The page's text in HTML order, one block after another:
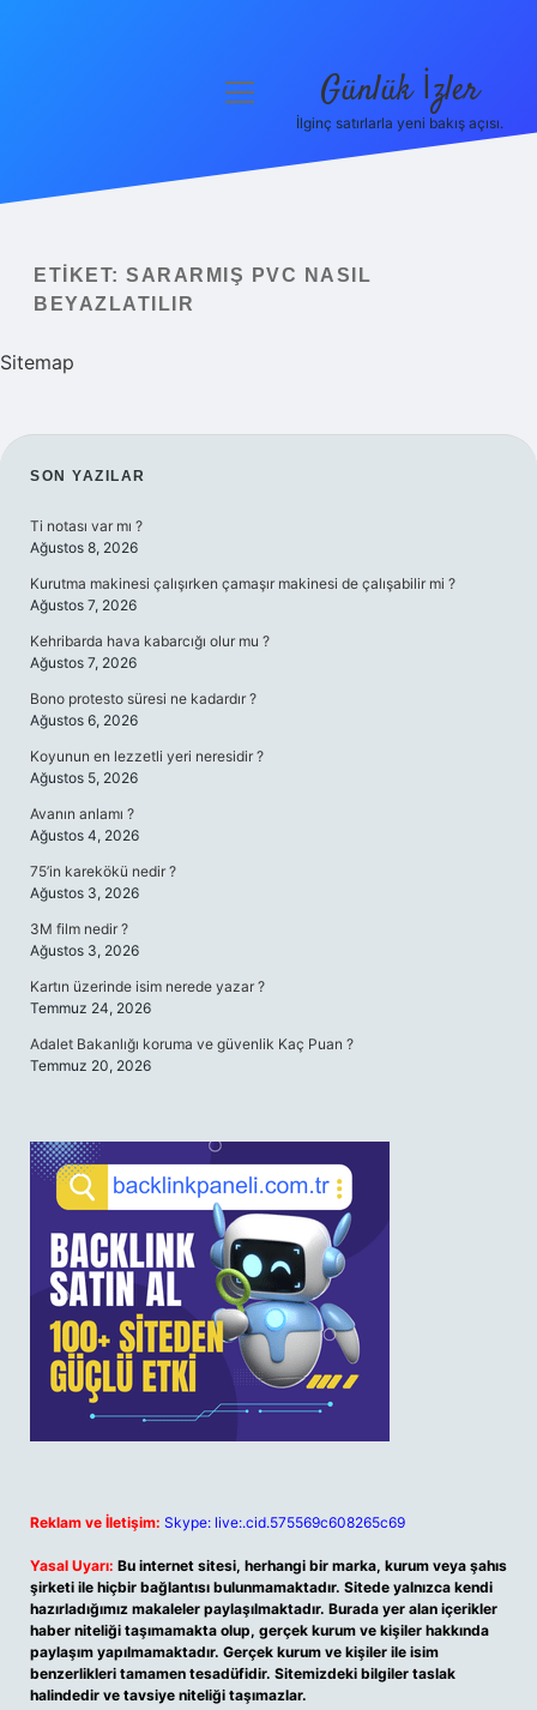
Yasal Uyarı
menüyü
Günlük İzler
İlginç satırlarla yeni bakış açısı.
ETIKET: SARARMIŞ PVC NASIL
BEYAZLATILIR
Sitemap
SIDEBAR
SON YAZILAR
Ti notası var mı ?
Ağustos 8, 2026
Kurutma makinesi çalışırken çamaşır makinesi de çalışabilir mi ?
Ağustos 7, 2026
Kehribarda hava kabarcığı olur mu ?
Ağustos 7, 2026
Bono protesto süresi ne kadardır ?
Ağustos 6, 2026
Koyunun en lezzetli yeri neresidir ?
Ağustos 5, 2026
Avanın anlamı ?
Ağustos 4, 2026
75’in karekökü nedir ?
Ağustos 3, 2026
3M film nedir ?
Ağustos 3, 2026
Kartın üzerinde isim nerede yazar ?
Temmuz 24, 2026
Adalet Bakanlığı koruma ve güvenlik Kaç Puan ?
Temmuz 20, 2026
Reklam ve İletişim: Skype: live:.cid.575569c608265c69
Yasal Uyarı: Bu internet sitesi, herhangi bir marka, kurum veya şahıs
şirketi ile hiçbir bağlantısı bulunmamaktadır. Sitede yalnızca kendi
hazırladığımız makaleler paylaşılmaktadır. Burada yer alan içerikler
haber niteliği taşımamakta olup, gerçek kurum ve kişiler hakkında
paylaşım yapılmamaktadır. Gerçek kurum ve kişiler ile isim
benzerlikleri tamamen tesadüfidir. Sitemizdeki bilgiler taslak
halindedir ve tavsiye niteliği taşımazlar.